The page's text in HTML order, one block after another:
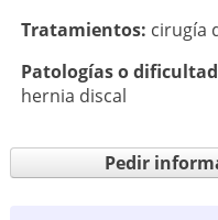
Tratamientos: cirugía
Patologí­as o
hernia discal
Pedir